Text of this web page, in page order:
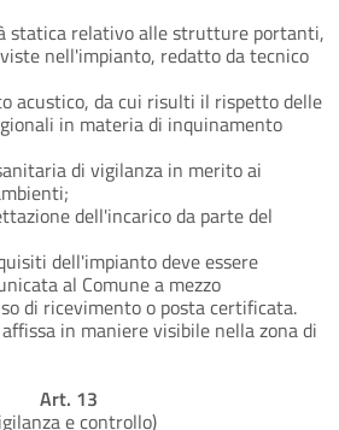
statica relativo alle strutture portanti,
nell'impianto, redatto da tecnico
acustico, da cui risulti il rispetto delle
in materia di inquinamento
di vigilanza in merito ai
dell'incarico da parte del
dell'impianto deve essere
al Comune a mezzo
di ricevimento o posta certificata.
affissa in maniere visibile nella zona di
Art. 13
e controllo)